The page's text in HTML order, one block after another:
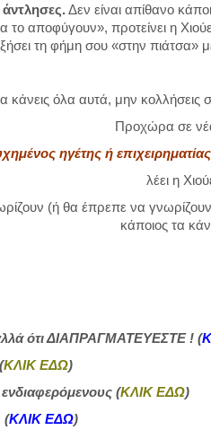
Δεν είναι απίθανο
αποφύγουν», προτείνει η
τη φήμη σου «στην
κάνεις όλα αυτά, μην κολλήσεις
Προχώρα σε
ηγέτης ή
λέει η
(ή θα έπρεπε να
κάποιος τα
ότι ΔΙΑΠΡΑΓΜΑΤΕΥΕΣΤΕ ! (
ΚΛΙΚ ΕΔΩ)
ενδιαφερόμενους (ΚΛΙΚ ΕΔΩ)
(ΚΛΙΚ ΕΔΩ)